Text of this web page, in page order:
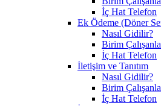
İç Hat Telefon
Ek Ödeme (Döner
Nasıl Gidilir?
Birim
İç Hat Telefon
İletişim ve Tanıtım
Nasıl Gidilir?
Birim
İç Hat Telefon